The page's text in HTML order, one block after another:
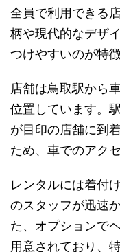
全員で利用できる
柄や現代的なデザ
つけやすいのが特徴
店舗は鳥取駅から
位置しています。
が目印の店舗に到
ため、車でのアク
レンタルには着付
のスタッフが迅速
た、オプションで
用意されており、